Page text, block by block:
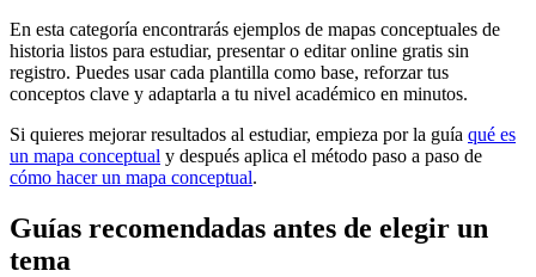
En esta categoría encontrarás ejemplos de mapas conceptuales de
historia listos para estudiar, presentar o editar online gratis sin
registro. Puedes usar cada plantilla como base, reforzar tus
conceptos clave y adaptarla a tu nivel académico en minutos.
Si quieres mejorar resultados al estudiar, empieza por la guía qué es
un mapa conceptual y después aplica el método paso a paso de
cómo hacer un mapa conceptual.
Guías recomendadas antes de elegir un
tema